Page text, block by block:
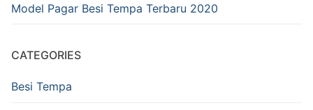
Model Pagar Besi Tempa Terbaru 2020
CATEGORIES
Besi Tempa